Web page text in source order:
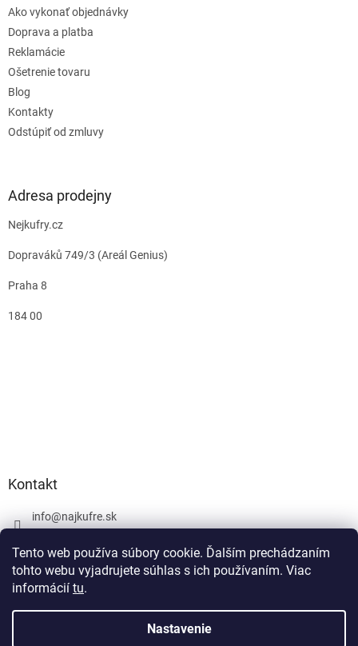
Tento web používa súbory cookie. Ďalším prechádzaním
tohto webu vyjadrujete súhlas s ich používaním. Viac
informácií tu.
Nastavenie
Ako vykonať objednávky
Doprava a platba
Reklamácie
Ošetrenie tovaru
Blog
Kontakty
Odstúpiť od zmluvy
Adresa prodejny
Nejkufry.cz
Dopraváků 749/3 (Areál Genius)
Praha 8
184 00
Kontakt
info@najkufre.sk
Facebook
Vytvoril Shoptet